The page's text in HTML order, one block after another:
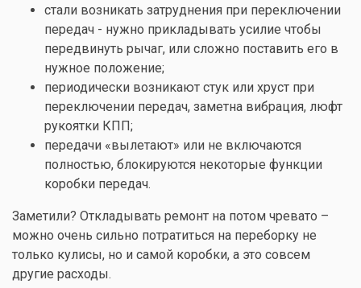
стали возникать затруднения при переключении
передач - нужно прикладывать усилие чтобы
передвинуть рычаг, или сложно поставить его в
нужное положение;
периодически возникают стук или хруст при
переключении передач, заметна вибрация, люфт
рукоятки КПП;
передачи «вылетают» или не включаются
полностью, блокируются некоторые функции
коробки передач.
Заметили? Откладывать ремонт на потом чревато –
можно очень сильно потратиться на переборку не
только кулисы, но и самой коробки, а это совсем
другие расходы.